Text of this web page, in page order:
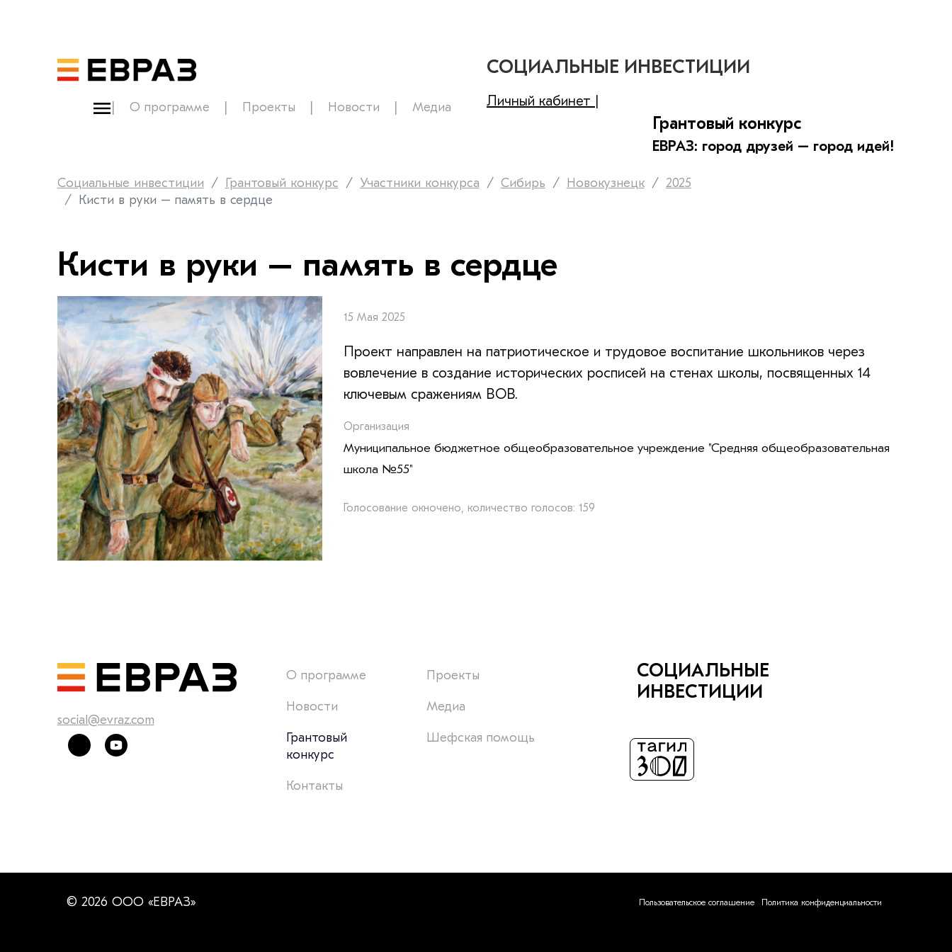
СОЦИАЛЬНЫЕ ИНВЕСТИЦИИ
О программе Проекты Новости Медиа Личный кабинет |
Грантовый конкурс
ЕВРАЗ: город друзей – город идей!
Социальные инвестиции Грантовый конкурс Участники конкурса Сибирь Новокузнецк
2025
Кисти в руки – память в сердце
Кисти в руки – память в сердце
15 Мая 2025
Проект направлен на патриотическое и трудовое воспитание школьников через
вовлечение в создание исторических росписей на стенах школы, посвященных 14
ключевым сражениям ВОВ.
Организация
Муниципальное бюджетное общеобразовательное учреждение "Средняя общеобразовательная
школа №55"
Голосование окночено, количество голосов: 159
social@evraz.com
О программе Проекты
Новости Медиа
Грантовый
конкурс
Шефская помощь
Контакты
СОЦИАЛЬНЫЕ
ИНВЕСТИЦИИ
© 2026 ООО «ЕВРАЗ» Пользовательское соглашение Политика конфиденциальности